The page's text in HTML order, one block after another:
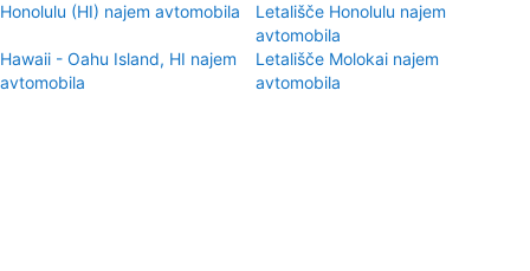
Honolulu (HI) najem avtomobila
Letališče Honolulu najem
avtomobila
Hawaii - Oahu Island, HI najem
avtomobila
Letališče Molokai najem
avtomobila